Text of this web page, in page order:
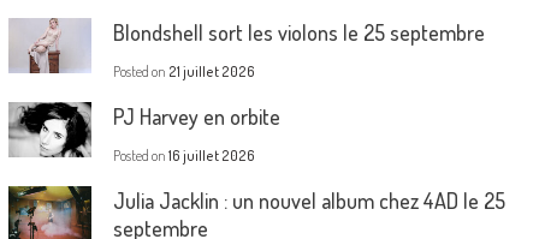
Blondshell sort les violons le 25 septembre
Posted on 21 juillet 2026
PJ Harvey en orbite
Posted on 16 juillet 2026
Julia Jacklin : un nouvel album chez 4AD le 25
septembre